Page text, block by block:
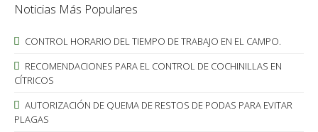
Noticias Más Populares
CONTROL HORARIO DEL TIEMPO DE TRABAJO EN EL CAMPO.
RECOMENDACIONES PARA EL CONTROL DE COCHINILLAS EN
CÍTRICOS
AUTORIZACIÓN DE QUEMA DE RESTOS DE PODAS PARA EVITAR
PLAGAS